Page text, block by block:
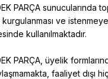
PARÇA
ve
kullanılmaktadır.
PARÇA, üyelik
faaliyet dışı